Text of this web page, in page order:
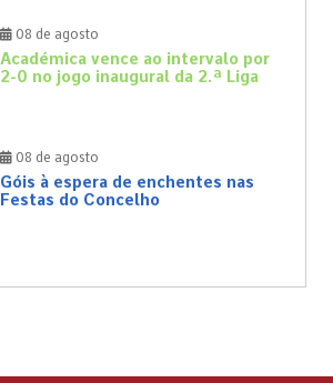
08 de agosto
Académica vence ao intervalo por
2-0 no jogo inaugural da 2.ª Liga
08 de agosto
Góis à espera de enchentes nas
Festas do Concelho